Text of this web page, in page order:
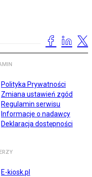
Polityka Prywatności
Zmiana ustawień zgód
Regulamin serwisu
Informacje o nadawcy
Deklaracja dostępności
E-kiosk.pl